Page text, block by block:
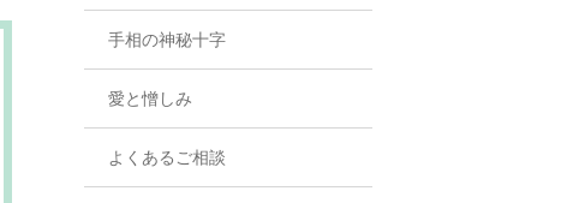
手相の神秘十字
愛と憎しみ
よくあるご相談